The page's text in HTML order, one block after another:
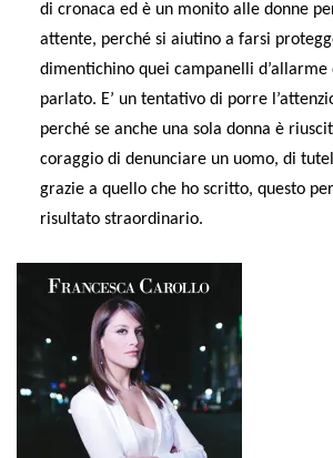
di cronaca ed è un monito alle donne
attente, perché si aiutino a farsi
dimentichino quei campanelli
parlato. E’ un tentativo di porre
perché se anche una sola donna è
coraggio di denunciare un uomo, di
grazie a quello che ho scritto, questo
risultato straordinario.